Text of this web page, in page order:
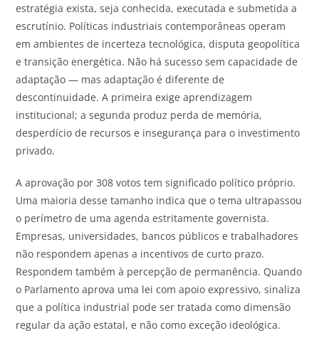
estratégia exista, seja conhecida, executada e submetida a
escrutínio. Políticas industriais contemporâneas operam
em ambientes de incerteza tecnológica, disputa geopolítica
e transição energética. Não há sucesso sem capacidade de
adaptação — mas adaptação é diferente de
descontinuidade. A primeira exige aprendizagem
institucional; a segunda produz perda de memória,
desperdício de recursos e insegurança para o investimento
privado.
A aprovação por 308 votos tem significado político próprio.
Uma maioria desse tamanho indica que o tema ultrapassou
o perímetro de uma agenda estritamente governista.
Empresas, universidades, bancos públicos e trabalhadores
não respondem apenas a incentivos de curto prazo.
Respondem também à percepção de permanência. Quando
o Parlamento aprova uma lei com apoio expressivo, sinaliza
que a política industrial pode ser tratada como dimensão
regular da ação estatal, e não como exceção ideológica.